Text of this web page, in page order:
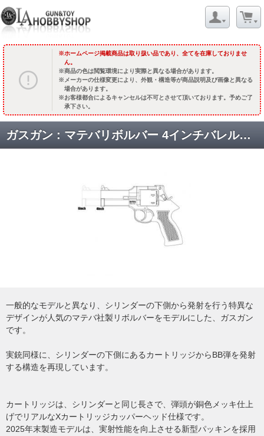
ホームページ掲載商品は取り扱い品であり、全てを在庫しておりませ
ん。
商品の色は閲覧環境により実際と異なる場合があります。
メーカーの仕様変更により、外観・構造等が商品説明及び画像と異なる
場合があります。
お客様都合によるキャンセルは不可とさせて頂いております。予めご了
承下さい。
ガスガン : マテバリボルバー 4インチバレル&【プラグリップ(ブラックラバーコート)】 /エクセレントヘビーウエイト [品切中.再生産待ち]
一般的なモデルと異なり、シリンダーの下側から発射を行う特異な
デザインが人気のマテバ社製リボルバーをモデルにした、ガスガン
です。
実銃同様に、シリンダーの下側にあるカートリッジからBB弾を発射
する構造を再現しています。
カートリッジは、シリンダーと同じ長さで、弾頭が銅色メッキ仕上
げでリアルなXカートリッジカッパーヘッド仕様です。
2025年末製造モデルは、実射性能を向上させる新型パッキンを採用